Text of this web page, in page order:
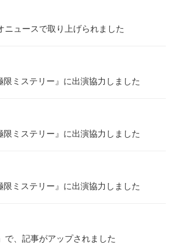
ニュースで取り上げられました
限ミステリー』に出演協力しました
限ミステリー』に出演協力しました
限ミステリー』に出演協力しました
で、記事がアップされました